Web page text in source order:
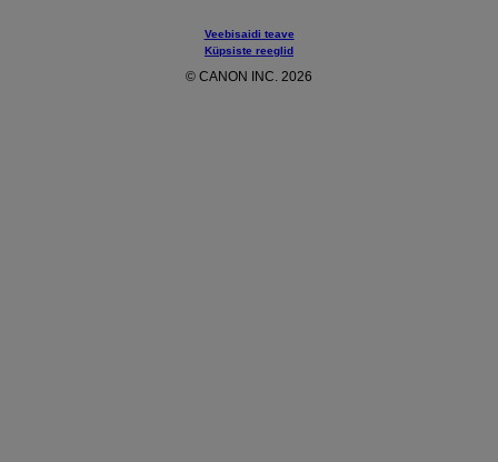
Veebisaidi teave
Küpsiste reeglid
© CANON INC. 2026